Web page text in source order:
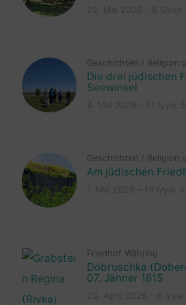
Geschichten / Religion
Die drei jüdischen
Seewinkel
Geschichten / Religion
Am jüdischen
Friedhof Währing
Dobruschka
07. Jänner 1815